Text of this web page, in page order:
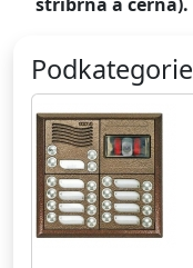
stříbrná a černá).
Podkategorie